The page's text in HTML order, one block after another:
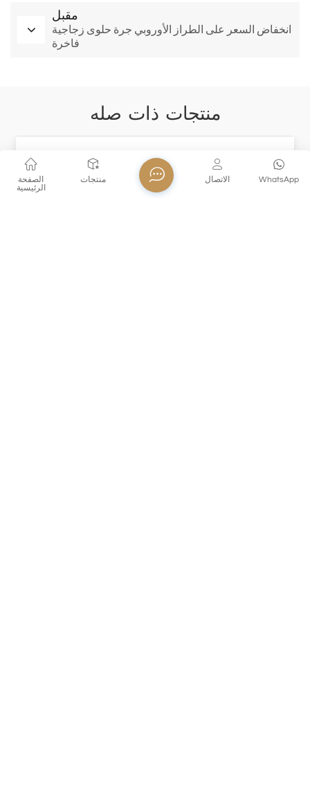
مقبل
انخفاض السعر على الطراز الأوروبي جرة حلوى زجاجية
فاخرة
منتجات ذات صله
الصفحة
الرئيسية
منتجات WhatsApp الاتصال